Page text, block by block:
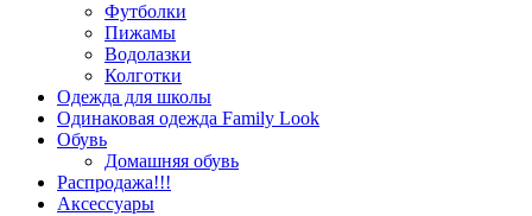
Футболки
Пижамы
Водолазки
Колготки
Одежда для школы
Одинаковая одежда Family Look
Обувь
Домашняя обувь
Распродажа!!!
Аксессуары